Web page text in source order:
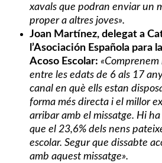
xavals que podran enviar un
proper a altres joves».
Joan Martínez, delegat a
l’Asociación Española para
Acoso Escolar: «Comprenem
entre les edats de 6 als 17
canal en què ells estan
forma més directa i el millor
arribar amb el missatge. Hi
que el 23,6% dels nens
escolar. Segur que dissabte
amb aquest missatge».